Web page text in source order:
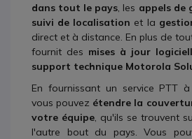
dans tout le pays, les appels de
suivi de localisation et la
direct et à distance. En plus de
fournit des mises à jour
support technique Motorola
En fournissant un service PTT
vous pouvez étendre la
votre équipe, qu'ils se trouvent
l'autre bout du pays. Vous